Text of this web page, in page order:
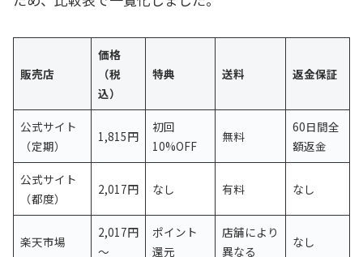
販売店
価格
（税
込）
特典 送料 返金保証
公式サイト
（定期）
1,815円
初回
10%OFF
無料
60日間全
額返金
公式サイト
（都度）
2,017円 なし 有料 なし
楽天市場
2,017円
～
ポイント
還元
店舗により
異なる
なし